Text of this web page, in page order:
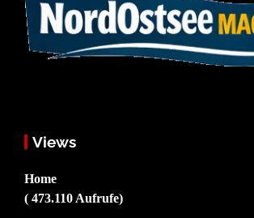
Views
Home
( 473.110 Aufrufe)